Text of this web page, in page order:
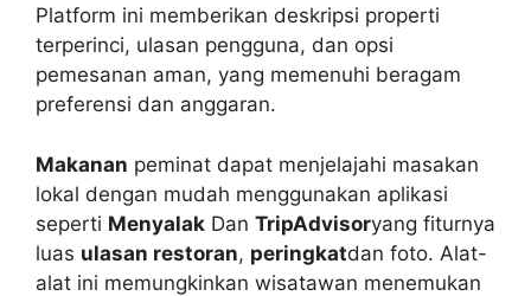
Platform ini memberikan deskripsi properti
terperinci, ulasan pengguna, dan opsi
pemesanan aman, yang memenuhi beragam
preferensi dan anggaran.
Makanan peminat dapat menjelajahi masakan
lokal dengan mudah menggunakan aplikasi
seperti Menyalak Dan TripAdvisoryang fiturnya
luas ulasan restoran, peringkatdan foto. Alat-
alat ini memungkinkan wisatawan menemukan